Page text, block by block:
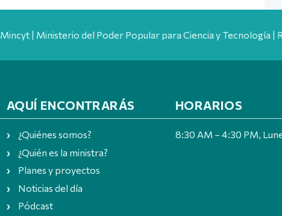
Mincyt | Ministerio del Poder Popular para Ciencia y Tecnología |
AQUÍ ENCONTRARÁS
¿Quiénes somos?
¿Quién es la ministra?
Planes y proyectos
Noticias del día
Pódcast
HORARIOS
8:30 AM – 4:30 PM,